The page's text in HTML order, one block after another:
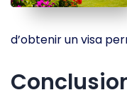
d’obtenir un visa